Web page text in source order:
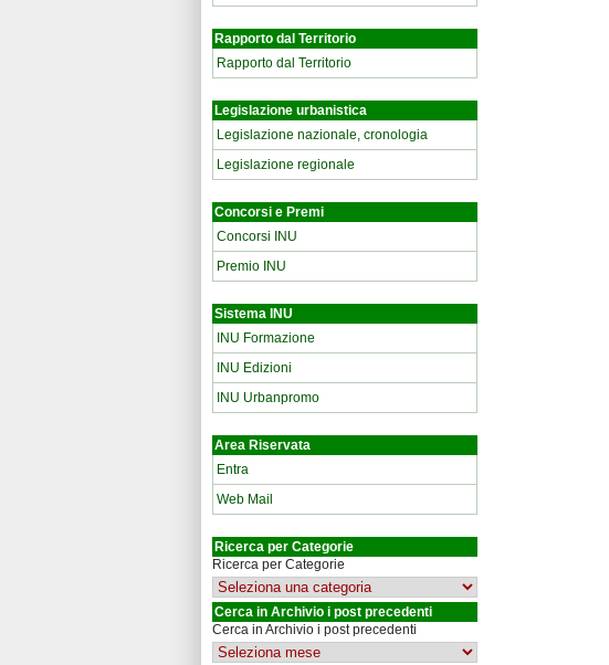
Rapporto dal Territorio
Rapporto dal Territorio
Legislazione urbanistica
Legislazione nazionale, cronologia
Legislazione regionale
Concorsi e Premi
Concorsi INU
Premio INU
Sistema INU
INU Formazione
INU Edizioni
INU Urbanpromo
Area Riservata
Entra
Web Mail
Ricerca per Categorie
Ricerca per Categorie
Cerca in Archivio i post precedenti
Cerca in Archivio i post precedenti